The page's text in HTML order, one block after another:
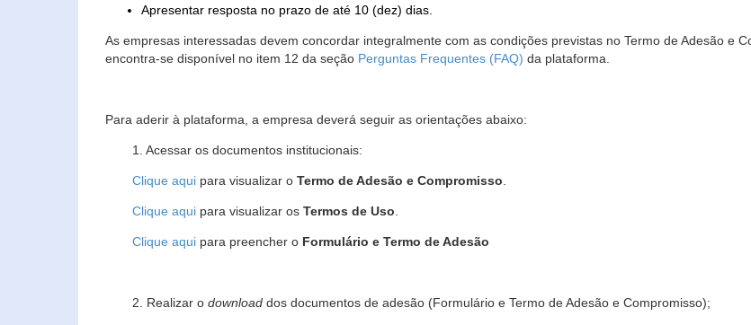
Apresentar resposta no prazo de até 10 (dez) dias.
As empresas interessadas devem concordar integralmente com as condições previstas no Termo de Adesão e
encontra-se disponível no item 12 da seção Perguntas Frequentes (FAQ) da plataforma.
Para aderir à plataforma, a empresa deverá seguir as orientações abaixo:
1. Acessar os documentos institucionais:
Clique aqui para visualizar o Termo de Adesão e Compromisso
Clique aqui para visualizar os Termos de Uso
Clique aqui para preencher o Formulário e Termo de Adesão
2. Realizar o download dos documentos de adesão (Formulário e Termo de Adesão e Compromisso);